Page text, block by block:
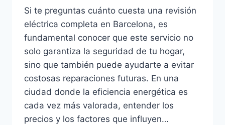
Si te preguntas cuánto cuesta una revisión
eléctrica completa en Barcelona, es
fundamental conocer que este servicio no
solo garantiza la seguridad de tu hogar,
sino que también puede ayudarte a evitar
costosas reparaciones futuras. En una
ciudad donde la eficiencia energética es
cada vez más valorada, entender los
precios y los factores que influyen…